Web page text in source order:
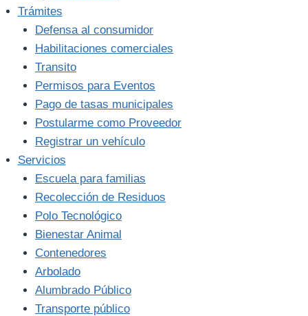
Trámites
Defensa al consumidor
Habilitaciones comerciales
Transito
Permisos para Eventos
Pago de tasas municipales
Postularme como Proveedor
Registrar un vehículo
Servicios
Escuela para familias
Recolección de Residuos
Polo Tecnológico
Bienestar Animal
Contenedores
Arbolado
Alumbrado Público
Transporte público